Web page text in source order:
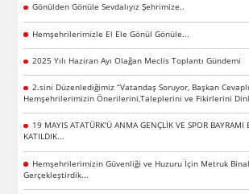
Gönülden Gönüle Sevdalıyız Şehrimize..
Hemşehrilerimizle El Ele Gönül Gönüle...
2025 Yılı Haziran Ayı Olağan Meclis Toplantı Gündemi
2.sini Düzenlediğimiz “Vatandaş Soruyor, Başkan
Hemşehrilerimizin Önerilerini,Taleplerini ve Fikirlerini
19 MAYIS ATATÜRK'Ü ANMA GENÇLİK VE SPOR BAYRAMI
KATILDIK...
Hemşehrilerimizin Güvenliği ve Huzuru İçin Metruk
Gerçekleştirdik...